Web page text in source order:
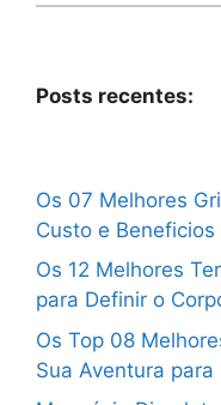
Posts recentes:
Os 07 Melhores
Custo e Beneficios
Os 12 Melhores
para Definir o
Os Top 08
Sua Aventura para